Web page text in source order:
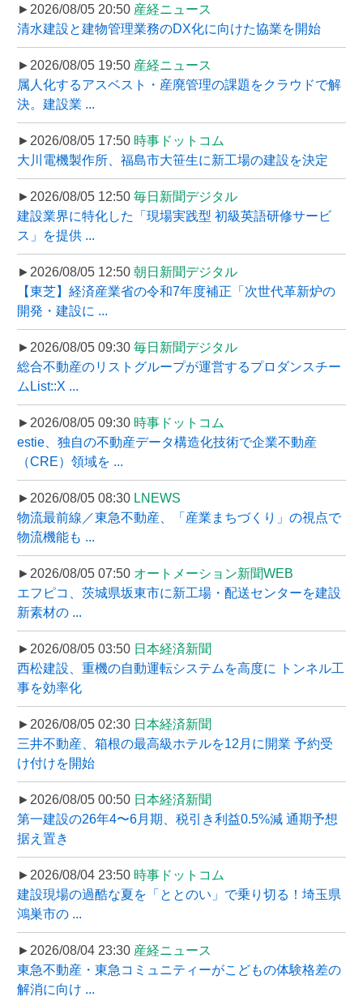
►2026/08/05 20:50 産経ニュース
清水建設と建物管理業務のDX化に向けた協業を開始
►2026/08/05 19:50 産経ニュース
属人化するアスベスト・産廃管理の課題をクラウドで解
決。建設業 ...
►2026/08/05 17:50 時事ドットコム
大川電機製作所、福島市大笹生に新工場の建設を決定
►2026/08/05 12:50 毎日新聞デジタル
建設業界に特化した「現場実践型 初級英語研修サービ
ス」を提供 ...
►2026/08/05 12:50 朝日新聞デジタル
【東芝】経済産業省の令和7年度補正「次世代革新炉の
開発・建設に ...
►2026/08/05 09:30 毎日新聞デジタル
総合不動産のリストグループが運営するプロダンスチー
ムList::X ...
►2026/08/05 09:30 時事ドットコム
estie、独自の不動産データ構造化技術で企業不動産
（CRE）領域を ...
►2026/08/05 08:30 LNEWS
物流最前線／東急不動産、「産業まちづくり」の視点で
物流機能も ...
►2026/08/05 07:50 オートメーション新聞WEB
エフピコ、茨城県坂東市に新工場・配送センターを建設
新素材の ...
►2026/08/05 03:50 日本経済新聞
西松建設、重機の自動運転システムを高度に トンネル工
事を効率化
►2026/08/05 02:30 日本経済新聞
三井不動産、箱根の最高級ホテルを12月に開業 予約受
け付けを開始
►2026/08/05 00:50 日本経済新聞
第一建設の26年4〜6月期、税引き利益0.5%減 通期予想
据え置き
►2026/08/04 23:50 時事ドットコム
建設現場の過酷な夏を「ととのい」で乗り切る！埼玉県
鴻巣市の ...
►2026/08/04 23:30 産経ニュース
東急不動産・東急コミュニティーがこどもの体験格差の
解消に向け ...